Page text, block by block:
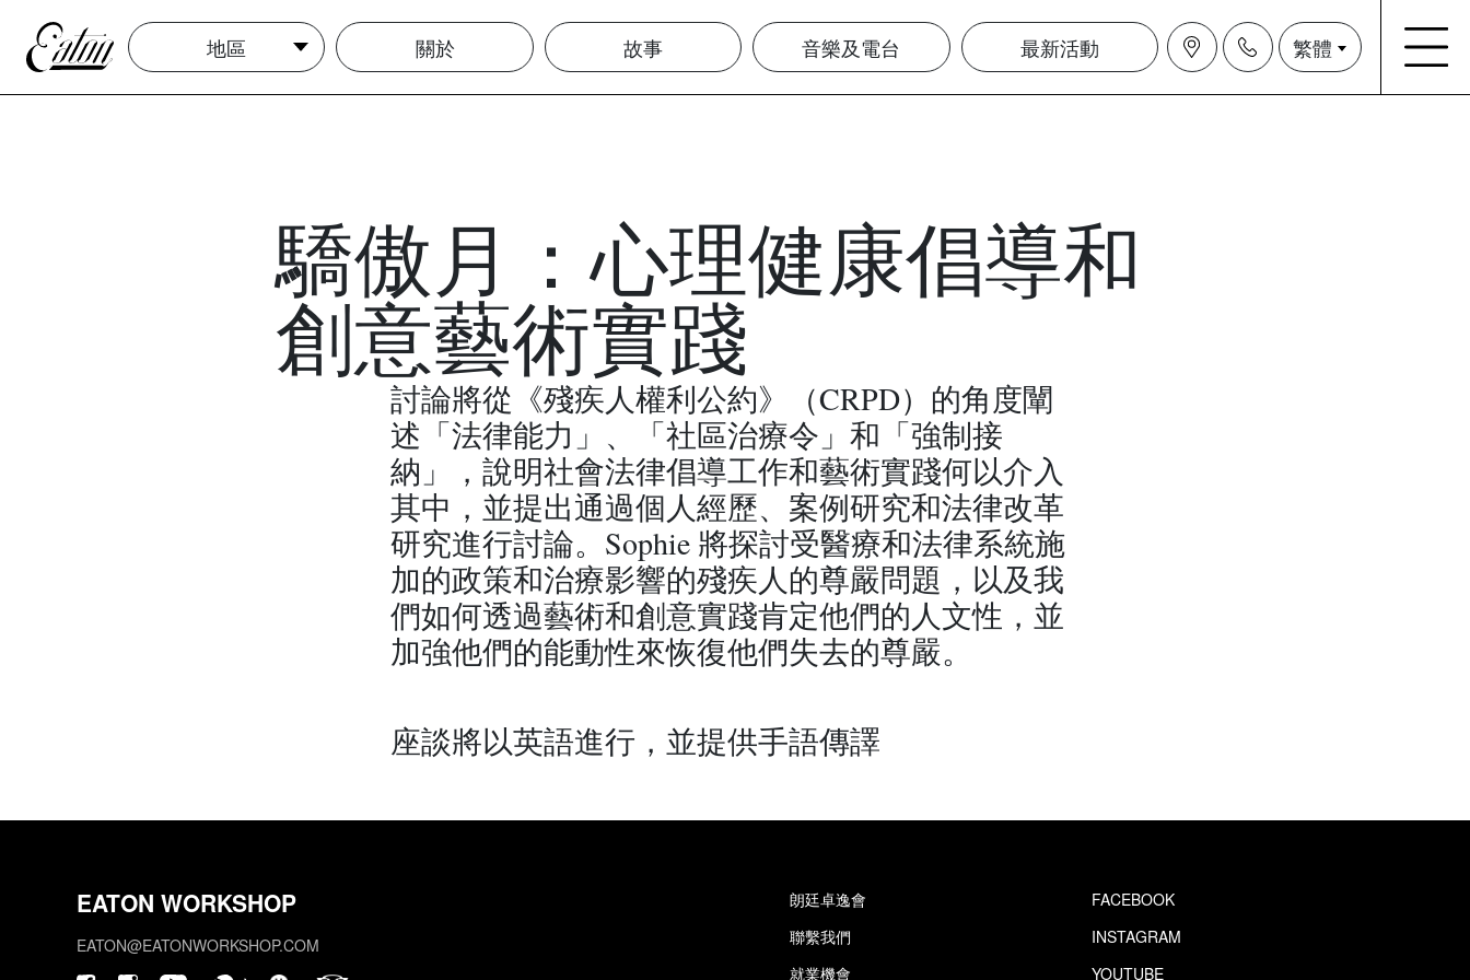
地區 關於 故事 音樂及電台 最新活動 繁體
驕傲月：心理健康倡導和
創意藝術實踐
討論將從《殘疾人權利公約》（CRPD）的角度闡
述「法律能力」、「社區治療令」和「強制接
納」，說明社會法律倡導工作和藝術實踐何以介入
其中，並提出通過個人經歷、案例研究和法律改革
研究進行討論。Sophie 將探討受醫療和法律系統施
加的政策和治療影響的殘疾人的尊嚴問題，以及我
們如何透過藝術和創意實踐肯定他們的人文性，並
加強他們的能動性來恢復他們失去的尊嚴。
座談將以英語進行，並提供手語傳譯
EATON WORKSHOP
EATON@EATONWORKSHOP.COM
朗廷卓逸會
聯繫我們
就業機會
FACEBOOK
INSTAGRAM
YOUTUBE